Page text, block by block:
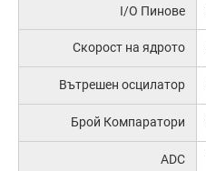
I/O Пинове
Скорост на ядрото
Вътрешен осцилатор
Брой Компаратори
ADC